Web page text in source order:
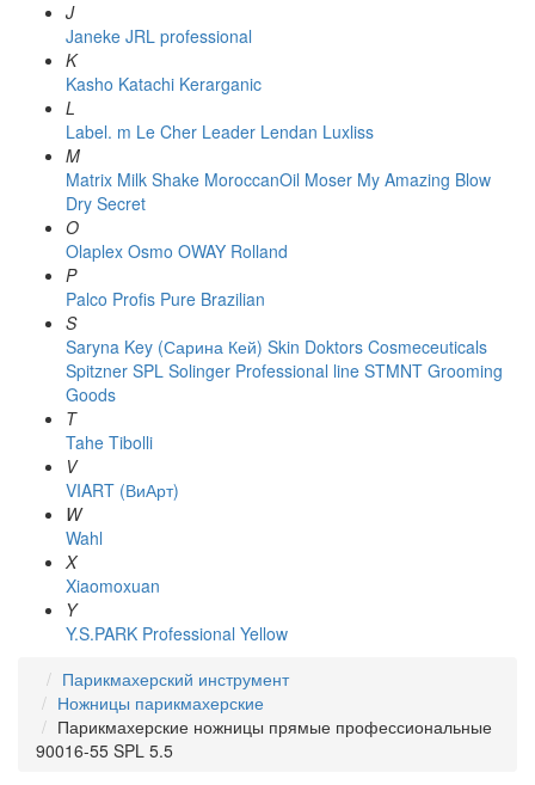
J
Janeke JRL professional
K
Kasho Katachi Kerarganic
L
Label. m Le Cher Leader Lendan Luxliss
M
Matrix Milk Shake MoroccanOil Moser My Amazing Blow
Dry Secret
O
Olaplex Osmo OWAY Rolland
P
Palco Profis Pure Brazilian
S
Saryna Key (Сарина Кей) Skin Doktors Cosmeceuticals
Spitzner SPL Solinger Professional line STMNT Grooming
Goods
T
Tahe Tibolli
V
VIART (ВиАрт)
W
Wahl
X
Xiaomoxuan
Y
Y.S.PARK Professional Yellow
Парикмахерский инструмент
Ножницы парикмахерские
Парикмахерские ножницы прямые профессиональные
90016-55 SPL 5.5